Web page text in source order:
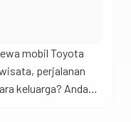
mobil Toyota
perjalanan
keluarga? Anda